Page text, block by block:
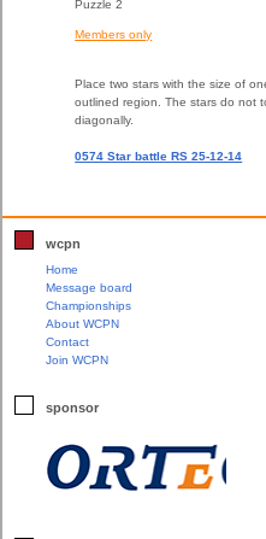
Puzzle 2
Members only
Place two stars with the size of
outlined region. The stars do not
diagonally.
0574 Star battle RS 25-12-14
wcpn
Home
Message board
Championships
About WCPN
Contact
Join WCPN
sponsor